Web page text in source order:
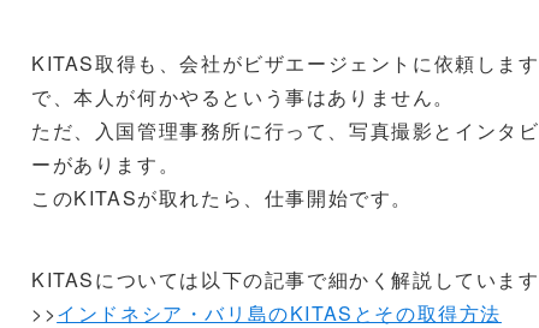
KITAS取得も、会社がビザエージェントに依頼しま
で、本人が何かやるという事はありません。
ただ、入国管理事務所に行って、写真撮影とインタ
ーがあります。
このKITASが取れたら、仕事開始です。
KITASについては以下の記事で細かく解説していま
>>インドネシア・バリ島のKITASとその取得方法